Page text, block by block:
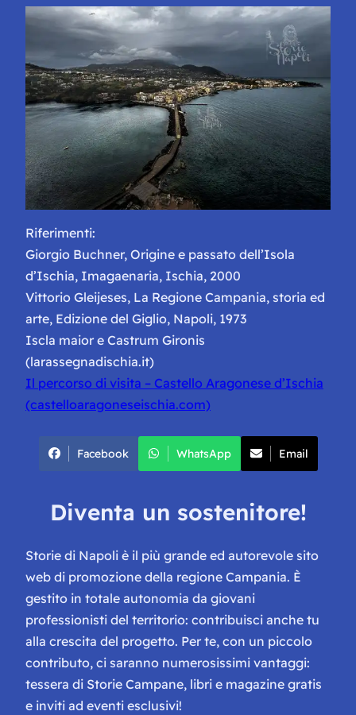
Riferimenti:
Giorgio Buchner, Origine e passato dell’Isola
d’Ischia, Imagaenaria, Ischia, 2000
Vittorio Gleijeses, La Regione Campania, storia ed
arte, Edizione del Giglio, Napoli, 1973
Iscla maior e Castrum Gironis
(larassegnadischia.it)
Il percorso di visita – Castello Aragonese d’Ischia
(castelloaragoneseischia.com)
Facebook WhatsApp Email
Diventa un sostenitore!
Storie di Napoli è il più grande ed autorevole sito
web di promozione della regione Campania. È
gestito in totale autonomia da giovani
professionisti del territorio: contribuisci anche tu
alla crescita del progetto. Per te, con un piccolo
contributo, ci saranno numerosissimi vantaggi:
tessera di Storie Campane, libri e magazine gratis
e inviti ad eventi esclusivi!